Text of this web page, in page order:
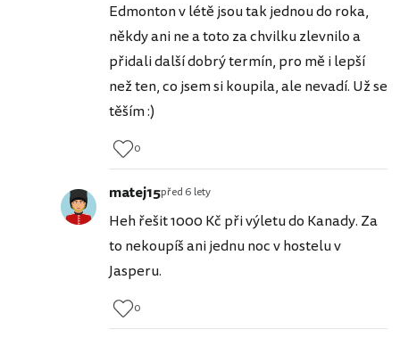
Edmonton v létě jsou tak jednou do roka,
někdy ani ne a toto za chvilku zlevnilo a
přidali další dobrý termín, pro mě i lepší
než ten, co jsem si koupila, ale nevadí. Už se
těším :)
0
matej15před 6 lety
Heh řešit 1000 Kč při výletu do Kanady. Za
to nekoupíš ani jednu noc v hostelu v
Jasperu.
0